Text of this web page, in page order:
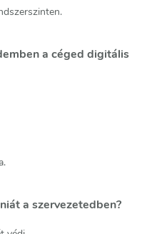
a céged digitális
a szervezetedben?